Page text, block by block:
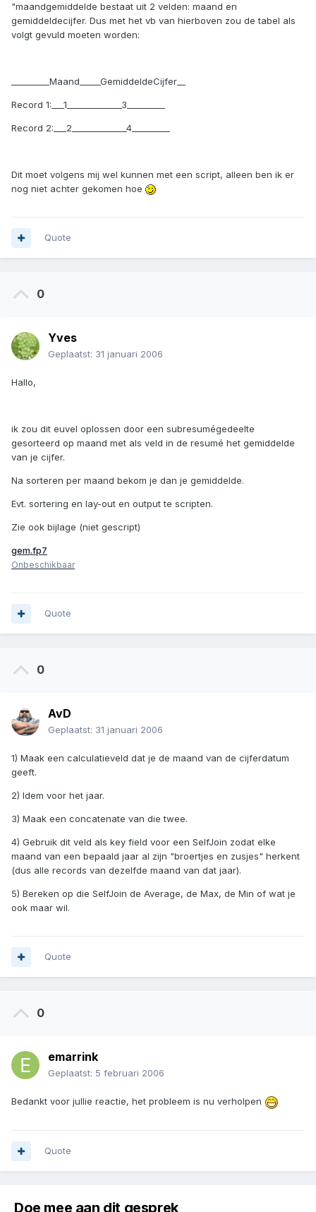
"maandgemiddelde bestaat uit 2 velden: maand en
gemiddeldecijfer. Dus met het vb van hierboven zou de tabel als
volgt gevuld moeten worden:
_________Maand_____GemiddeldeCijfer__
Record 1:___1_____________3_________
Record 2:___2_____________4_________
Dit moet volgens mij wel kunnen met een script, alleen ben ik er
nog niet achter gekomen hoe
Quote
0
Yves
Geplaatst: 31 januari 2006
Hallo,
ik zou dit euvel oplossen door een subresumégedeelte
gesorteerd op maand met als veld in de resumé het gemiddelde
van je cijfer.
Na sorteren per maand bekom je dan je gemiddelde.
Evt. sortering en lay-out en output te scripten.
Zie ook bijlage (niet gescript)
gem.fp7
Onbeschikbaar
Quote
0
AvD
Geplaatst: 31 januari 2006
1) Maak een calculatieveld dat je de maand van de cijferdatum
geeft.
2) Idem voor het jaar.
3) Maak een concatenate van die twee.
4) Gebruik dit veld als key field voor een SelfJoin zodat elke
maand van een bepaald jaar al zijn "broertjes en zusjes" herkent
(dus alle records van dezelfde maand van dat jaar).
5) Bereken op die SelfJoin de Average, de Max, de Min of wat je
ook maar wil.
Quote
0
emarrink
Geplaatst: 5 februari 2006
Bedankt voor jullie reactie, het probleem is nu verholpen
Quote
Doe mee aan dit gesprek